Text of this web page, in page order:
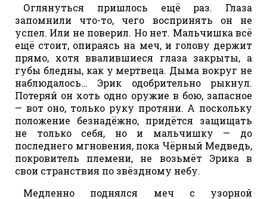
Оглянуться пришлось ещё раз. Глаза
запомнили что-то, чего воспринять он не
успел. Или не поверил. Но нет. Мальчишка всё
ещё стоит, опираясь на меч, и голову держит
прямо, хотя ввалившиеся глаза закрыты, а
губы бледны, как у мертвеца. Дыма вокруг не
наблюдалось… Эрик одобрительно рыкнул.
Потеряй он хоть одно оружие в бою, запасное
— вот оно, только руку протяни. А поскольку
положение безнадёжно, придётся защищать
не только себя, но и мальчишку — до
последнего мгновения, пока Чёрный Медведь,
покровитель племени, не возьмёт Эрика в
свои странствия по звёздному небу.
Медленно поднялся меч с узорной